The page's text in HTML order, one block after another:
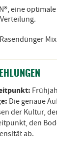
eine
Mix
Die genaue
der Kultur,
den
ab.